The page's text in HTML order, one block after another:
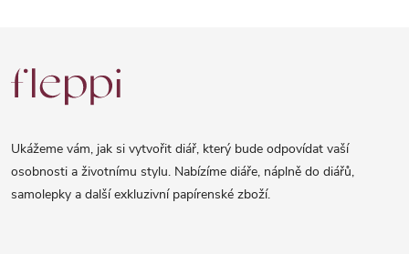
á
Ukážeme vám, jak si vytvořit diář, který bude odpovídat vaší
osobnosti a životnímu stylu. Nabízíme diáře, náplně do diářů,
samolepky a další exkluzivní papírenské zboží.